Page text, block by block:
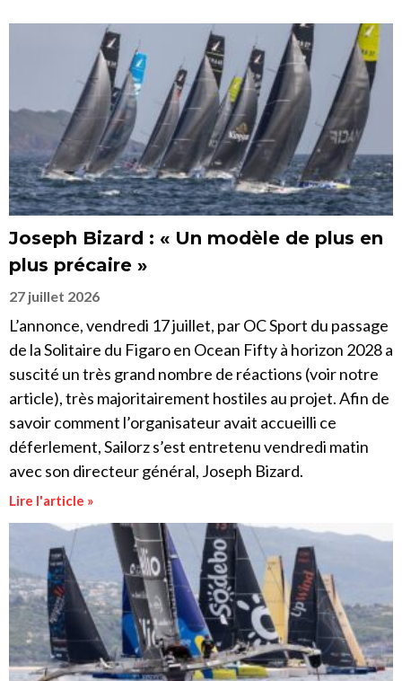
Joseph Bizard : « Un modèle de plus en
plus précaire »
27 juillet 2026
L’annonce, vendredi 17 juillet, par OC Sport du passage
de la Solitaire du Figaro en Ocean Fifty à horizon 2028 a
suscité un très grand nombre de réactions (voir notre
article), très majoritairement hostiles au projet. Afin de
savoir comment l’organisateur avait accueilli ce
déferlement, Sailorz s’est entretenu vendredi matin
avec son directeur général, Joseph Bizard.
Lire l'article »